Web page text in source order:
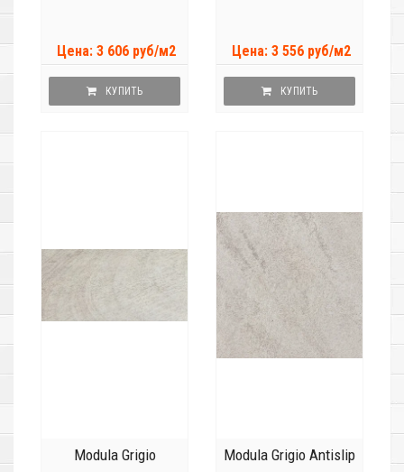
Цена: 3 606 руб/м2
КУПИТЬ
Цена: 3 556 руб/м2
КУПИТЬ
Modula Grigio Modula Grigio Antislip